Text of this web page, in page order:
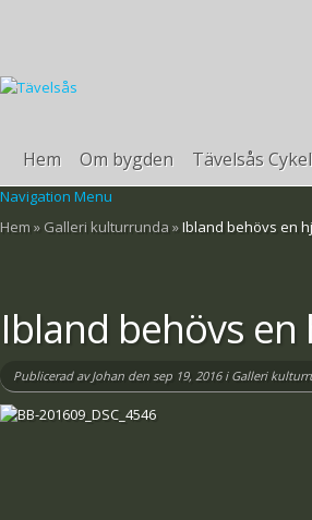
Hem Om bygden Tävelsås
Navigation Menu
Hem » Galleri kulturrunda »Ibland behövs en
Ibland behövs
Publicerad avJohan den sep 19, 2016 i Galleri